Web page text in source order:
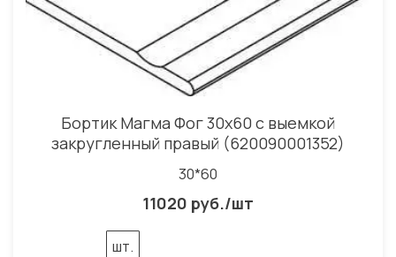
Бортик Магма Фог 30x60 с выемкой
закругленный правый (620090001352)
30*60
11020 руб./шт
шт.